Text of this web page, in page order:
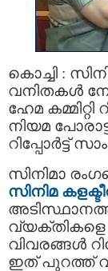
കൊച്ചി :
വനിതകൾ
ഹേമ
നിയമ
റിപ്പോർട്ട്
സിനിമാ
സിനിമ
വ്യക്തികളെ
വിവരങ്ങൾ
ഇത് പുറത്ത്